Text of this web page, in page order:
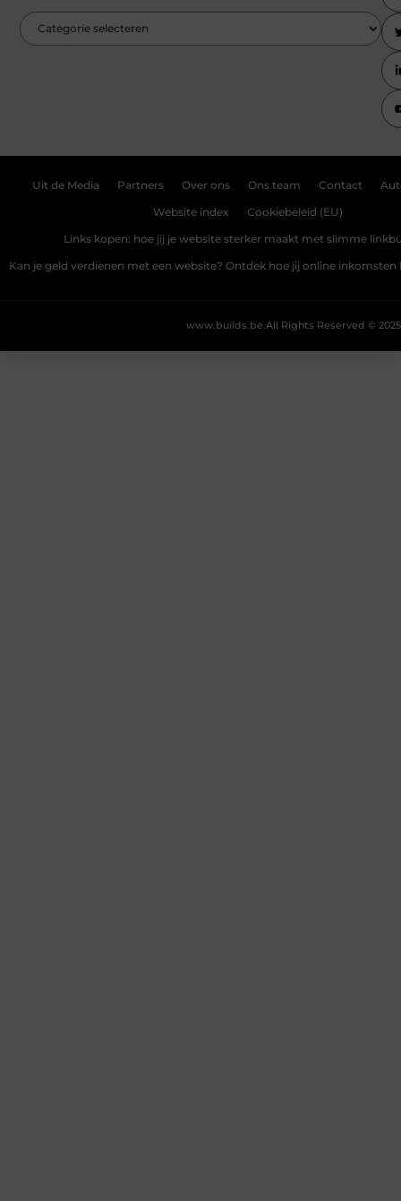
Uit de Media Partners Over ons Ons team Contact
Website index Cookiebeleid (EU)
Links kopen: hoe jij je website sterker maakt met slimme
Kan je geld verdienen met een website? Ontdek hoe jij online
All Rights Reserved © 2025
www.builds.be.